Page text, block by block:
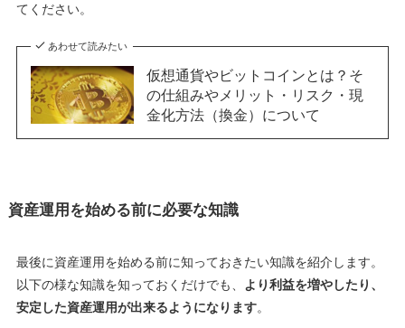
てください。
あわせて読みたい
仮想通貨やビットコインとは？そ
の仕組みやメリット・リスク・現
金化方法（換金）について
資産運用を始める前に必要な知識
最後に資産運用を始める前に知っておきたい知識を紹介します。
以下の様な知識を知っておくだけでも、
より利益を増やしたり、
安定した資産運用が出来るようになります。